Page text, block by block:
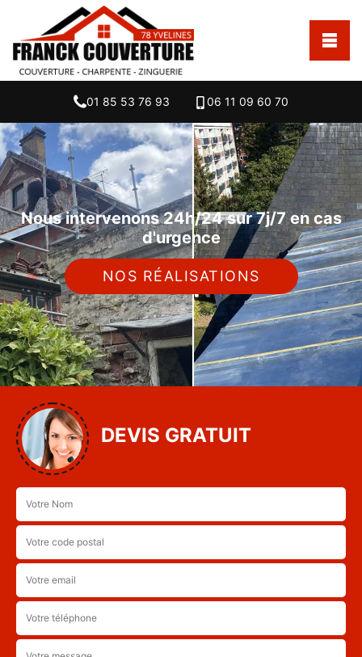
01 85 53 76 93 06 11 09 60 70
Nous intervenons 24h/24 sur 7j/7 en cas
d'urgence
NOS RÉALISATIONS
DEVIS GRATUIT